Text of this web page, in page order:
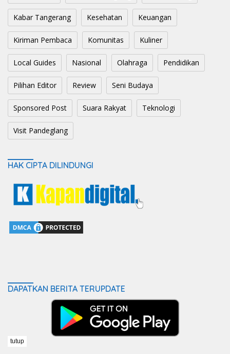
Kabar Tangerang Kesehatan Keuangan
Kiriman Pembaca Komunitas Kuliner
Local Guides Nasional Olahraga Pendidikan
Pilihan Editor Review Seni Budaya
Sponsored Post Suara Rakyat Teknologi
Visit Pandeglang
HAK CIPTA DILINDUNGI
DAPATKAN BERITA TERUPDATE
tutup